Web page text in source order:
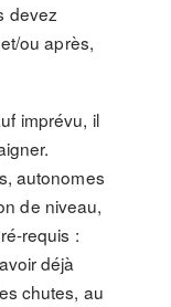
devez
ou après,
imprévu, il
autonomes
de niveau,
requis :
déjà
chutes, au